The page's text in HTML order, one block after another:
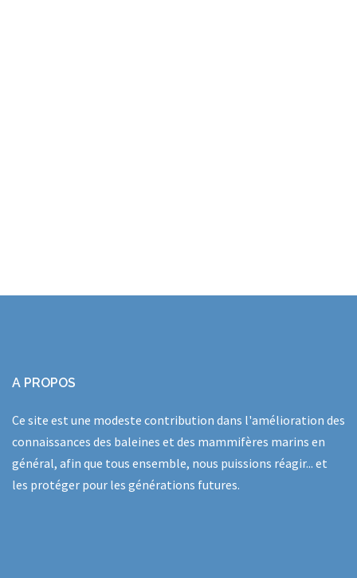
A PROPOS
Ce site est une modeste contribution dans l'amélioration des
connaissances des baleines et des mammifères marins en
général, afin que tous ensemble, nous puissions réagir... et
les protéger pour les générations futures.